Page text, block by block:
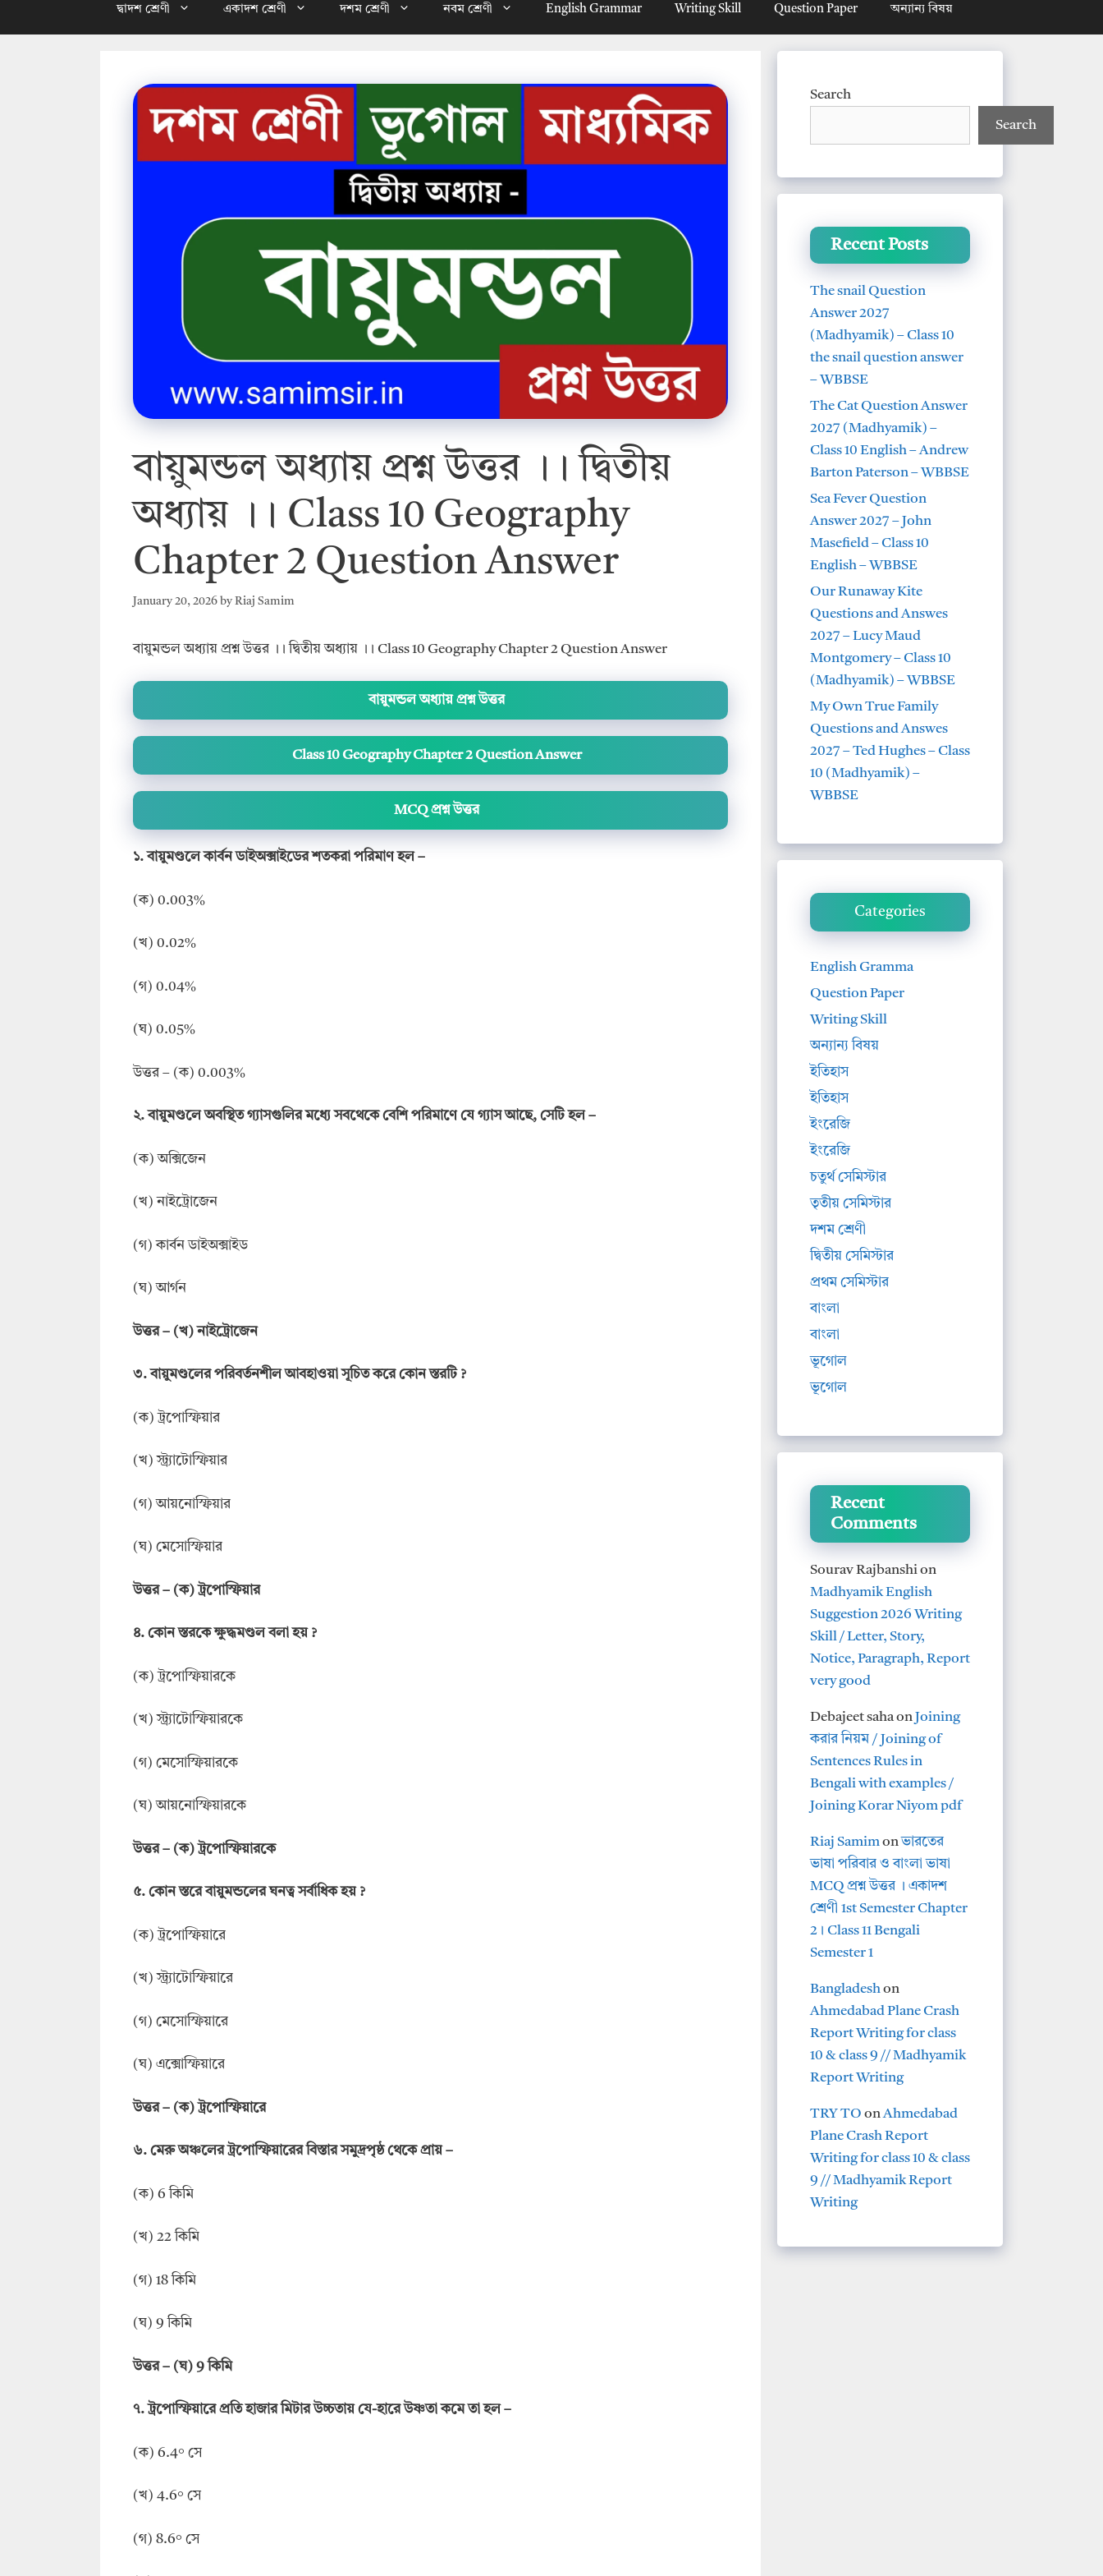
দ্বাদশ শ্রেণী একাদশ শ্রেণী দশম শ্রেণী নবম শ্রেণী English Grammar Writing Skill Question Paper অন্যান্য বিষয়
বায়ুমন্ডল অধ্যায় প্রশ্ন উত্তর ।। দ্বিতীয়
অধ্যায় ।। Class 10 Geography
Chapter 2 Question Answer
January 20, 2026 by Riaj Samim
বায়ুমন্ডল অধ্যায় প্রশ্ন উত্তর ।। দ্বিতীয় অধ্যায় ।। Class 10 Geography Chapter 2 Question Answer
বায়ুমন্ডল অধ্যায় প্রশ্ন উত্তর
Class 10 Geography Chapter 2 Question Answer
MCQ প্রশ্ন উত্তর
১.বায়ুমণ্ডলে কার্বন ডাইঅক্সাইডের শতকরা পরিমাণ হল –
(ক) 0.003%
(খ) 0.02%
(গ) 0.04%
(ঘ) 0.05%
উত্তর – (ক) 0.003%
২. বায়ুমণ্ডলে অবস্থিত গ্যাসগুলির মধ্যে সবথেকে বেশি পরিমাণে যে গ্যাস আছে, সেটি হল –
(ক) অক্সিজেন
(খ) নাইট্রোজেন
(গ) কার্বন ডাইঅক্সাইড
(ঘ) আর্গন
উত্তর – (খ) নাইট্রোজেন
৩.বায়ুমণ্ডলের পরিবর্তনশীল আবহাওয়া সূচিত করে কোন স্তরটি ?
(ক) ট্রপোস্ফিয়ার
(খ) স্ট্র্যাটোস্ফিয়ার
(গ) আয়নোস্ফিয়ার
(ঘ) মেসোস্ফিয়ার
উত্তর– (ক) ট্রপোস্ফিয়ার
৪. কোনস্তরকেক্ষুদ্ধমণ্ডল বলা হয়?
(ক) ট্রপোস্ফিয়ারকে
(খ) স্ট্র্যাটোস্ফিয়ারকে
(গ) মেসোস্ফিয়ারকে
(ঘ) আয়নোস্ফিয়ারকে
উত্তর – (ক) ট্রপোস্ফিয়ারকে
৫. কোনস্তরেবায়ুমন্ডলের ঘনত্ব সর্বাধিক হয়?
(ক) ট্রপোস্ফিয়ারে
(খ) স্ট্র্যাটোস্ফিয়ারে
(গ) মেসোস্ফিয়ারে
(ঘ) এক্সোস্ফিয়ারে
উত্তর – (ক) ট্রপোস্ফিয়ারে
৬. মেরু অঞ্চলের ট্রপোস্ফিয়ারের বিস্তার সমুদ্রপৃষ্ঠ থেকে প্রায় –
(ক) 6 কিমি
(খ) 22 কিমি
(গ) 18 কিমি
(ঘ) 9 কিমি
উত্তর– (ঘ) 9 কিমি
৭.ট্রপোস্ফিয়ারে প্রতি হাজার মিটার উচ্চতায় যে-হারে উষ্ণতা কমে তা হল –
(ক) 6.4° সে
(খ) 4.6° সে
(গ) 8.6° সে
Search
Search
Recent Posts
The snail Question
Answer 2027
(Madhyamik) – Class 10
the snail question answer
– WBBSE
The Cat Question Answer
2027 (Madhyamik) –
Class 10 English – Andrew
Barton Paterson – WBBSE
Sea Fever Question
Answer 2027 – John
Masefield – Class 10
English – WBBSE
Our Runaway Kite
Questions and Answes
2027 – Lucy Maud
Montgomery – Class 10
(Madhyamik) – WBBSE
My Own True Family
Questions and Answes
2027 – Ted Hughes – Class
10 (Madhyamik) –
WBBSE
Categories
English Gramma
Question Paper
Writing Skill
অন্যান্য বিষয়
ইতিহাস
ইতিহাস
ইংরেজি
ইংরেজি
চতুর্থ সেমিস্টার
তৃতীয় সেমিস্টার
দশম শ্রেণী
দ্বিতীয় সেমিস্টার
প্রথম সেমিস্টার
বাংলা
বাংলা
ভূগোল
ভূগোল
Recent
Comments
Sourav Rajbanshion
Madhyamik English
Suggestion 2026 Writing
Skill / Letter, Story,
Notice, Paragraph, Report
very good
Debajeet sahaonJoining
করার নিয়ম / Joining of
Sentences Rules in
Bengali with examples /
Joining Korar Niyom pdf
Riaj Samimonভারতের
ভাষা পরিবার ও বাংলা ভাষা
MCQ প্রশ্ন উত্তর । একাদশ
শ্রেণী 1st Semester Chapter
2। Class 11 Bengali
Semester 1
Bangladeshon
Ahmedabad Plane Crash
Report Writing for class
10 & class 9 // Madhyamik
Report Writing
TRY TO onAhmedabad
Plane Crash Report
Writing for class 10 & class
9 // Madhyamik Report
Writing